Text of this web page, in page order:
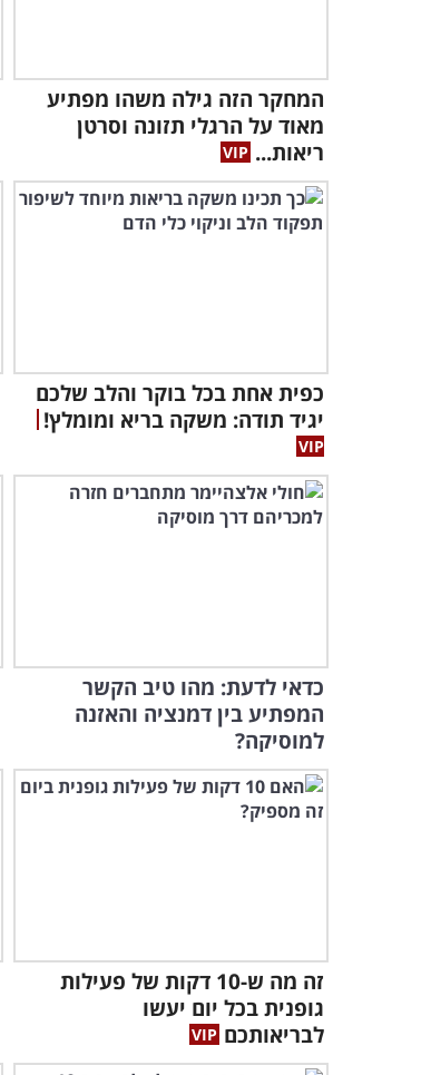
המחקר הזה גילה משהו מפתיע
מאוד על הרגלי תזונה וסרטן
ריאות...
כפית אחת בכל בוקר והלב שלכם
יגיד תודה: משקה בריא ומומלץ!
כדאי לדעת: מהו טיב הקשר
המפתיע בין דמנציה והאזנה
למוסיקה?
זה מה ש-10 דקות של פעילות
גופנית בכל יום יעשו
לבריאותכם